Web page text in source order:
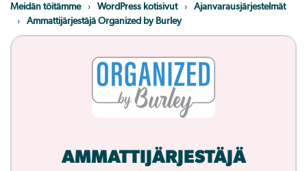
Meidän töitämme WordPress kotisivut
Ajanvarausjärjestelmät
Ammattijärjestäjä Organized by Burley
AMMATTIJÄRJESTÄJÄ